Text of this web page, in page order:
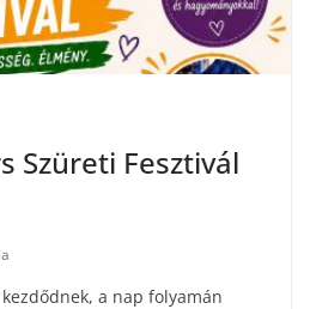
Szüreti Fesztivál
a nap folyamán